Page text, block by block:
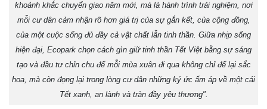
khoảnh khắc chuyển giao năm mới, mà là hành trình trải nghiệm, nơi
mỗi cư dân cảm nhận rõ hơn giá trị của sự gắn kết, của cộng đồng,
của một cuộc sống đủ đầy cả vật chất lẫn tinh thần. Giữa nhịp sống
hiện đại, Ecopark chọn cách gìn giữ tinh thần Tết Việt bằng sự sáng
tạo và đầu tư chỉn chu để mỗi mùa xuân đi qua không chỉ để lại sắc
hoa, mà còn đọng lại trong lòng cư dân những ký ức ấm áp về một cái
Tết xanh, an lành và tràn đầy yêu thương".